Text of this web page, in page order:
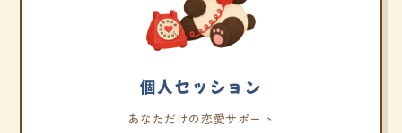
個人セッション
あなただけの恋愛サポート